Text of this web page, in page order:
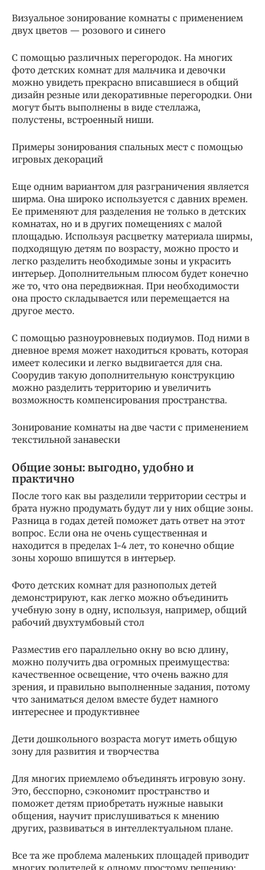
Визуальное зонирование комнаты с применением
двух цветов — розового и синего
С помощью различных перегородок. На многих
фото детских комнат для мальчика и девочки
можно увидеть прекрасно вписавшиеся в общий
дизайн резные или декоративные перегородки. Они
могут быть выполнены в виде стеллажа,
полустены, встроенный ниши.
Примеры зонирования спальных мест с помощью
игровых декораций
Еще одним вариантом для разграничения является
ширма. Она широко используется с давних времен.
Ее применяют для разделения не только в детских
комнатах, но и в других помещениях с малой
площадью. Используя расцветку материала ширмы,
подходящую детям по возрасту, можно просто и
легко разделить необходимые зоны и украсить
интерьер. Дополнительным плюсом будет конечно
же то, что она передвижная. При необходимости
она просто складывается или перемещается на
другое место.
С помощью разноуровневых подиумов. Под ними в
дневное время может находиться кровать, которая
имеет колесики и легко выдвигается для сна.
Соорудив такую дополнительную конструкцию
можно разделить территорию и увеличить
возможность компенсирования пространства.
Зонирование комнаты на две части с применением
текстильной занавески
Общие зоны: выгодно, удобно и
практично
После того как вы разделили территории сестры и
брата нужно продумать будут ли у них общие зоны.
Разница в годах детей поможет дать ответ на этот
вопрос. Если она не очень существенная и
находится в пределах 1-4 лет, то конечно общие
зоны хорошо впишутся в интерьер.
Фото детских комнат для разнополых детей
демонстрируют, как легко можно объединить
учебную зону в одну, используя, например, общий
рабочий двухтумбовый стол
Разместив его параллельно окну во всю длину,
можно получить два огромных преимущества:
качественное освещение, что очень важно для
зрения, и правильно выполненные задания, потому
что заниматься делом вместе будет намного
интереснее и продуктивнее
Дети дошкольного возраста могут иметь общую
зону для развития и творчества
Для многих приемлемо объединять игровую зону.
Это, бесспорно, сэкономит пространство и
поможет детям приобретать нужные навыки
общения, научит прислушиваться к мнению
других, развиваться в интеллектуальном плане.
Все та же проблема маленьких площадей приводит